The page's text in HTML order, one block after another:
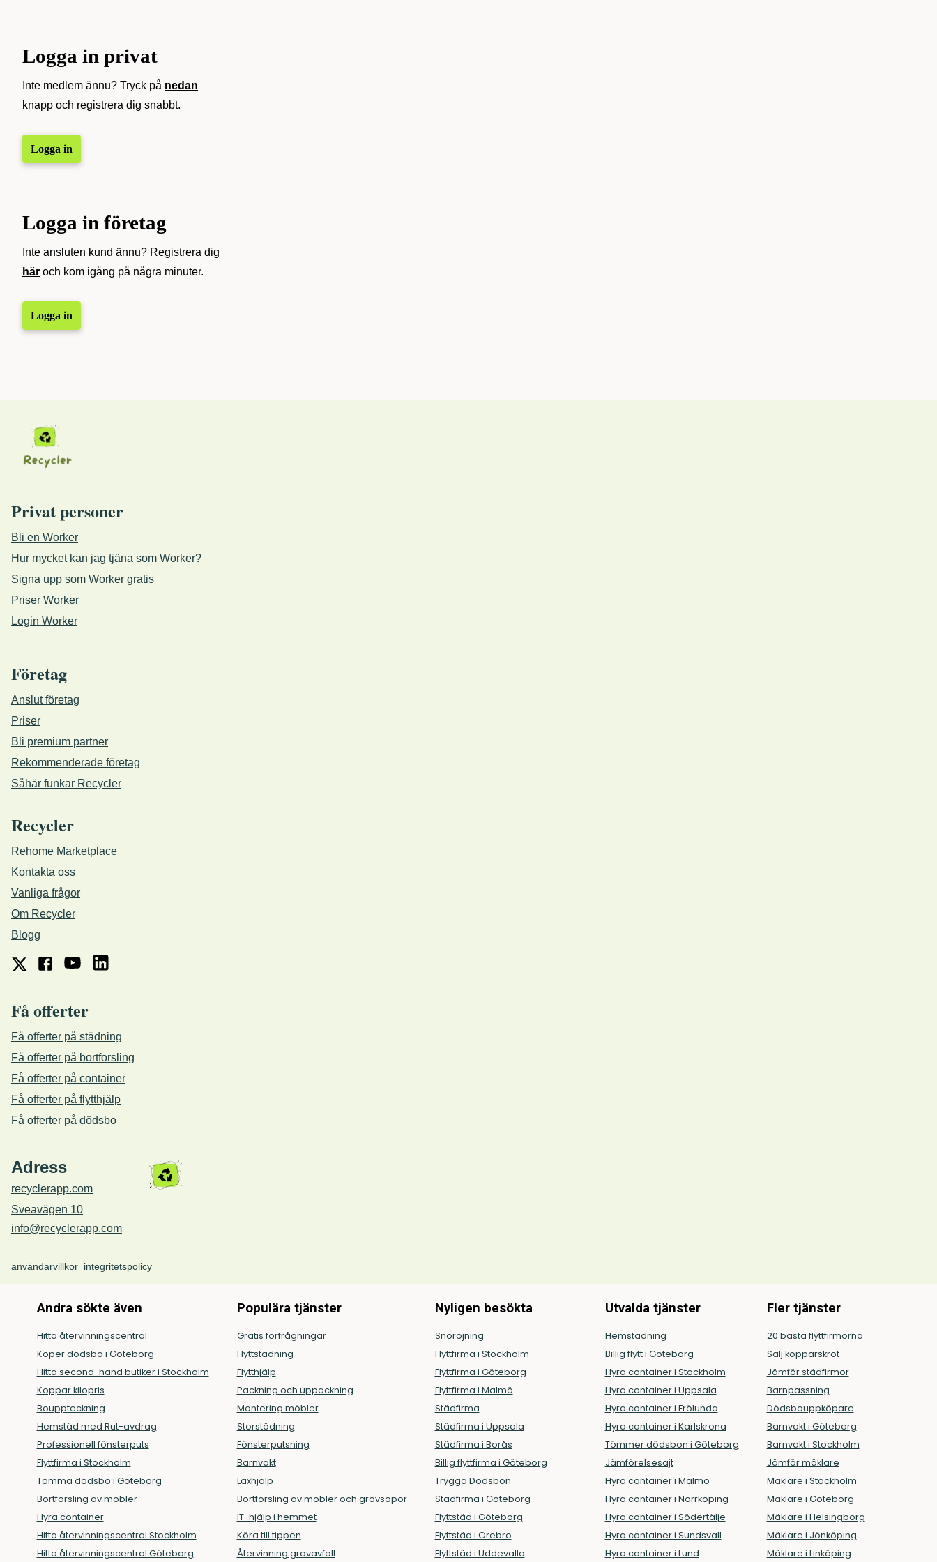
Logga in privat
Inte medlem ännu? Tryck på nedan
knapp och registrera dig snabbt.
Logga in
Logga in företag
Inte ansluten kund ännu? Registrera dig
här och kom igång på några minuter.
Logga in
Privat personer
Bli en Worker
Hur mycket kan jag tjäna som Worker?
Signa upp som Worker gratis
Priser Worker
Login Worker
Företag
Anslut företag
Priser
Bli premium partner
Rekommenderade företag
Såhär funkar Recycler
Recycler
Rehome Marketplace
Kontakta oss
Vanliga frågor
Om Recycler
Blogg
Få offerter
Få offerter på städning
Få offerter på bortforsling
Få offerter på container
Få offerter på flytthjälp
Få offerter på dödsbo
Adress
recyclerapp.com
Sveavägen 10
info@recyclerapp.com
användarvillkor integritetspolicy
Andra sökte även
Hitta återvinningscentral
Köper dödsbo i Göteborg
Hitta second-hand butiker i Stockholm
Koppar kilopris
Bouppteckning
Hemstäd med Rut-avdrag
Professionell fönsterputs
Flyttfirma i Stockholm
Tömma dödsbo i Göteborg
Bortforsling av möbler
Hyra container
Hitta återvinningscentral Stockholm
Hitta återvinningscentral Göteborg
Populära tjänster
Gratis förfrågningar
Flyttstädning
Flytthjälp
Packning och uppackning
Montering möbler
Storstädning
Fönsterputsning
Barnvakt
Läxhjälp
Bortforsling av möbler och grovsopor
IT-hjälp i hemmet
Köra till tippen
Återvinning grovavfall
Nyligen besökta
Snöröjning
Flyttfirma i Stockholm
Flyttfirma i Göteborg
Flyttfirma i Malmö
Städfirma
Städfirma i Uppsala
Städfirma i Borås
Billig flyttfirma i Göteborg
Trygga Dödsbon
Städfirma i Göteborg
Flyttstäd i Göteborg
Flyttstäd i Örebro
Flyttstäd i Uddevalla
Utvalda tjänster
Hemstädning
Billig flytt i Göteborg
Hyra container i Stockholm
Hyra container i Uppsala
Hyra container i Frölunda
Hyra container i Karlskrona
Tömmer dödsbon i Göteborg
Jämförelsesajt
Hyra container i Malmö
Hyra container i Norrköping
Hyra container i Södertälje
Hyra container i Sundsvall
Hyra container i Lund
Fler tjänster
20 bästa flyttfirmorna
Sälj kopparskrot
Jämför städfirmor
Barnpassning
Dödsbouppköpare
Barnvakt i Göteborg
Barnvakt i Stockholm
Jämför mäklare
Mäklare i Stockholm
Mäklare i Göteborg
Mäklare i Helsingborg
Mäklare i Jönköping
Mäklare i Linköping